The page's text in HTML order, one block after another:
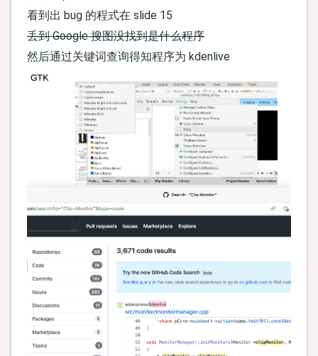
看到出 bug 的程式在 slide 15
丢到 Google 搜图没找到是什么程序
然后通过关键词查询得知程序为 kdenlive